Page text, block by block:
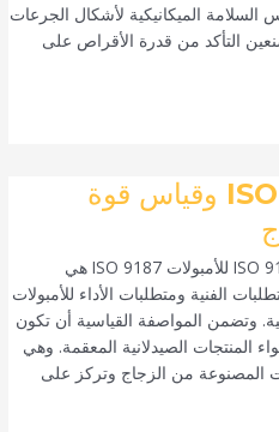
الميكانيكية لأشكال الجرعات
التأكد من قدرة الأقراص على
الامتثال لمعيار ISO 9187 وقياس قوة
مقدمة إلى المواصفة القياسية ISO 9187-1 للأمبولات ISO 9187 هي
الفنية ومتطلبات الأداء للأمبولات
وتضمن المواصفة القياسية أن تكون
المنتجات الصيدلانية المعقمة. وهي
المصنوعة من الزجاج وتركز على